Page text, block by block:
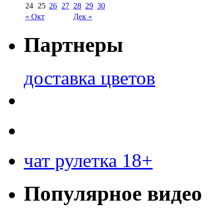
« Окт Дек »
24 25 26 27 28 29 30
Партнеры
доставка цветов
чат рулетка 18+
Популярное видео